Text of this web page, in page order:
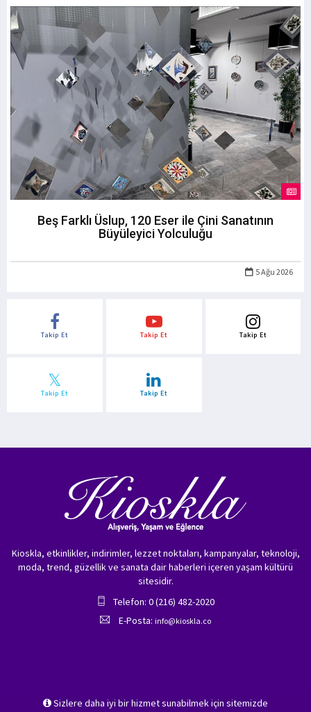
Beş Farklı Üslup, 120 Eser ile Çini Sanatının
Büyüleyici Yolculuğu
5 Ağu 2026
Takip Et Takip Et Takip Et
Takip Et Takip Et
Sizlere daha iyi bir hizmet sunabilmek için sitemizde
Kioskla, etkinlikler, indirimler, lezzet noktaları, kampanyalar, teknoloji,
moda, trend, güzellik ve sanata dair haberleri içeren yaşam kültürü
sitesidir.
Telefon: 0 (216) 482-2020
E-Posta: info@kioskla.co